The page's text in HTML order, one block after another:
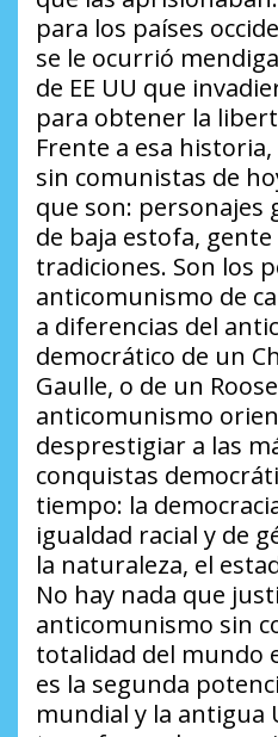
para los países
se le ocurrió
de EE UU que
para obtener la
Frente a esa
sin comunistas de
que son: personajes
de baja estofa,
tradiciones. Son los
anticomunismo de
a diferencias del
democrático de un
Gaulle, o de un
anticomunismo
desprestigiar a las
conquistas
tiempo: la
igualdad racial y de
la naturaleza, el
No hay nada que
anticomunismo sin
totalidad del mundo
es la segunda
mundial y la antigua